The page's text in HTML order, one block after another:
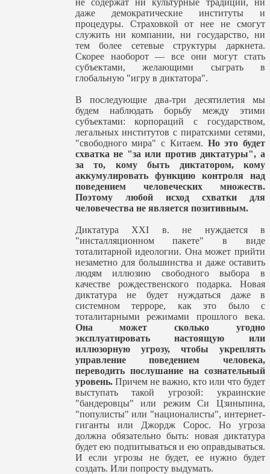
даже демократические институты и
процедуры. Страховкой от нее не смогут
служить ни компании, ни государство, ни
тем более сетевые структуры даркнета.
Скорее наоборот — все они могут стать
субъектами, желающими сыграть в
глобальную "игру в диктатора".
В последующие два-три десятилетия мы
будем наблюдать борьбу между этими
субъектами: корпораций с государством,
легальных институтов с пиратскими сетями,
"свободного мира" с Китаем. Но это будет
схватка не "за или против диктатуры", а
за то, кому быть диктатором, кому
аккумулировать функцию контроля над
поведением человеческих множеств.
Поэтому любой исход схватки для
человечества не является позитивным.
Диктатура XXI в. не нуждается в
"инсталляционном пакете" в виде
тоталитарной идеологии. Она может прийти
незаметно для большинства и даже оставить
людям иллюзию свободного выбора в
качестве рождественского подарка. Новая
диктатура не будет нуждаться даже в
системном терроре, как это было с
тоталитарными режимами прошлого века.
Она может сколько угодно
эксплуатировать настоящую или
иллюзорную угрозу, чтобы укреплять
управление поведением человека,
переводить послушание на сознательный
уровень.Причем не важно, кто или что будет
выступать такой угрозой: украинские
"бандеровцы" или режим Си Цзиньпина,
"популисты" или "националисты", интернет-
гиганты или Джордж Сорос. Но угроза
должна обязательно быть: новая диктатура
будет ею подпитываться и ею оправдываться.
И если угрозы не будет, ее нужно будет
создать. Или попросту выдумать.